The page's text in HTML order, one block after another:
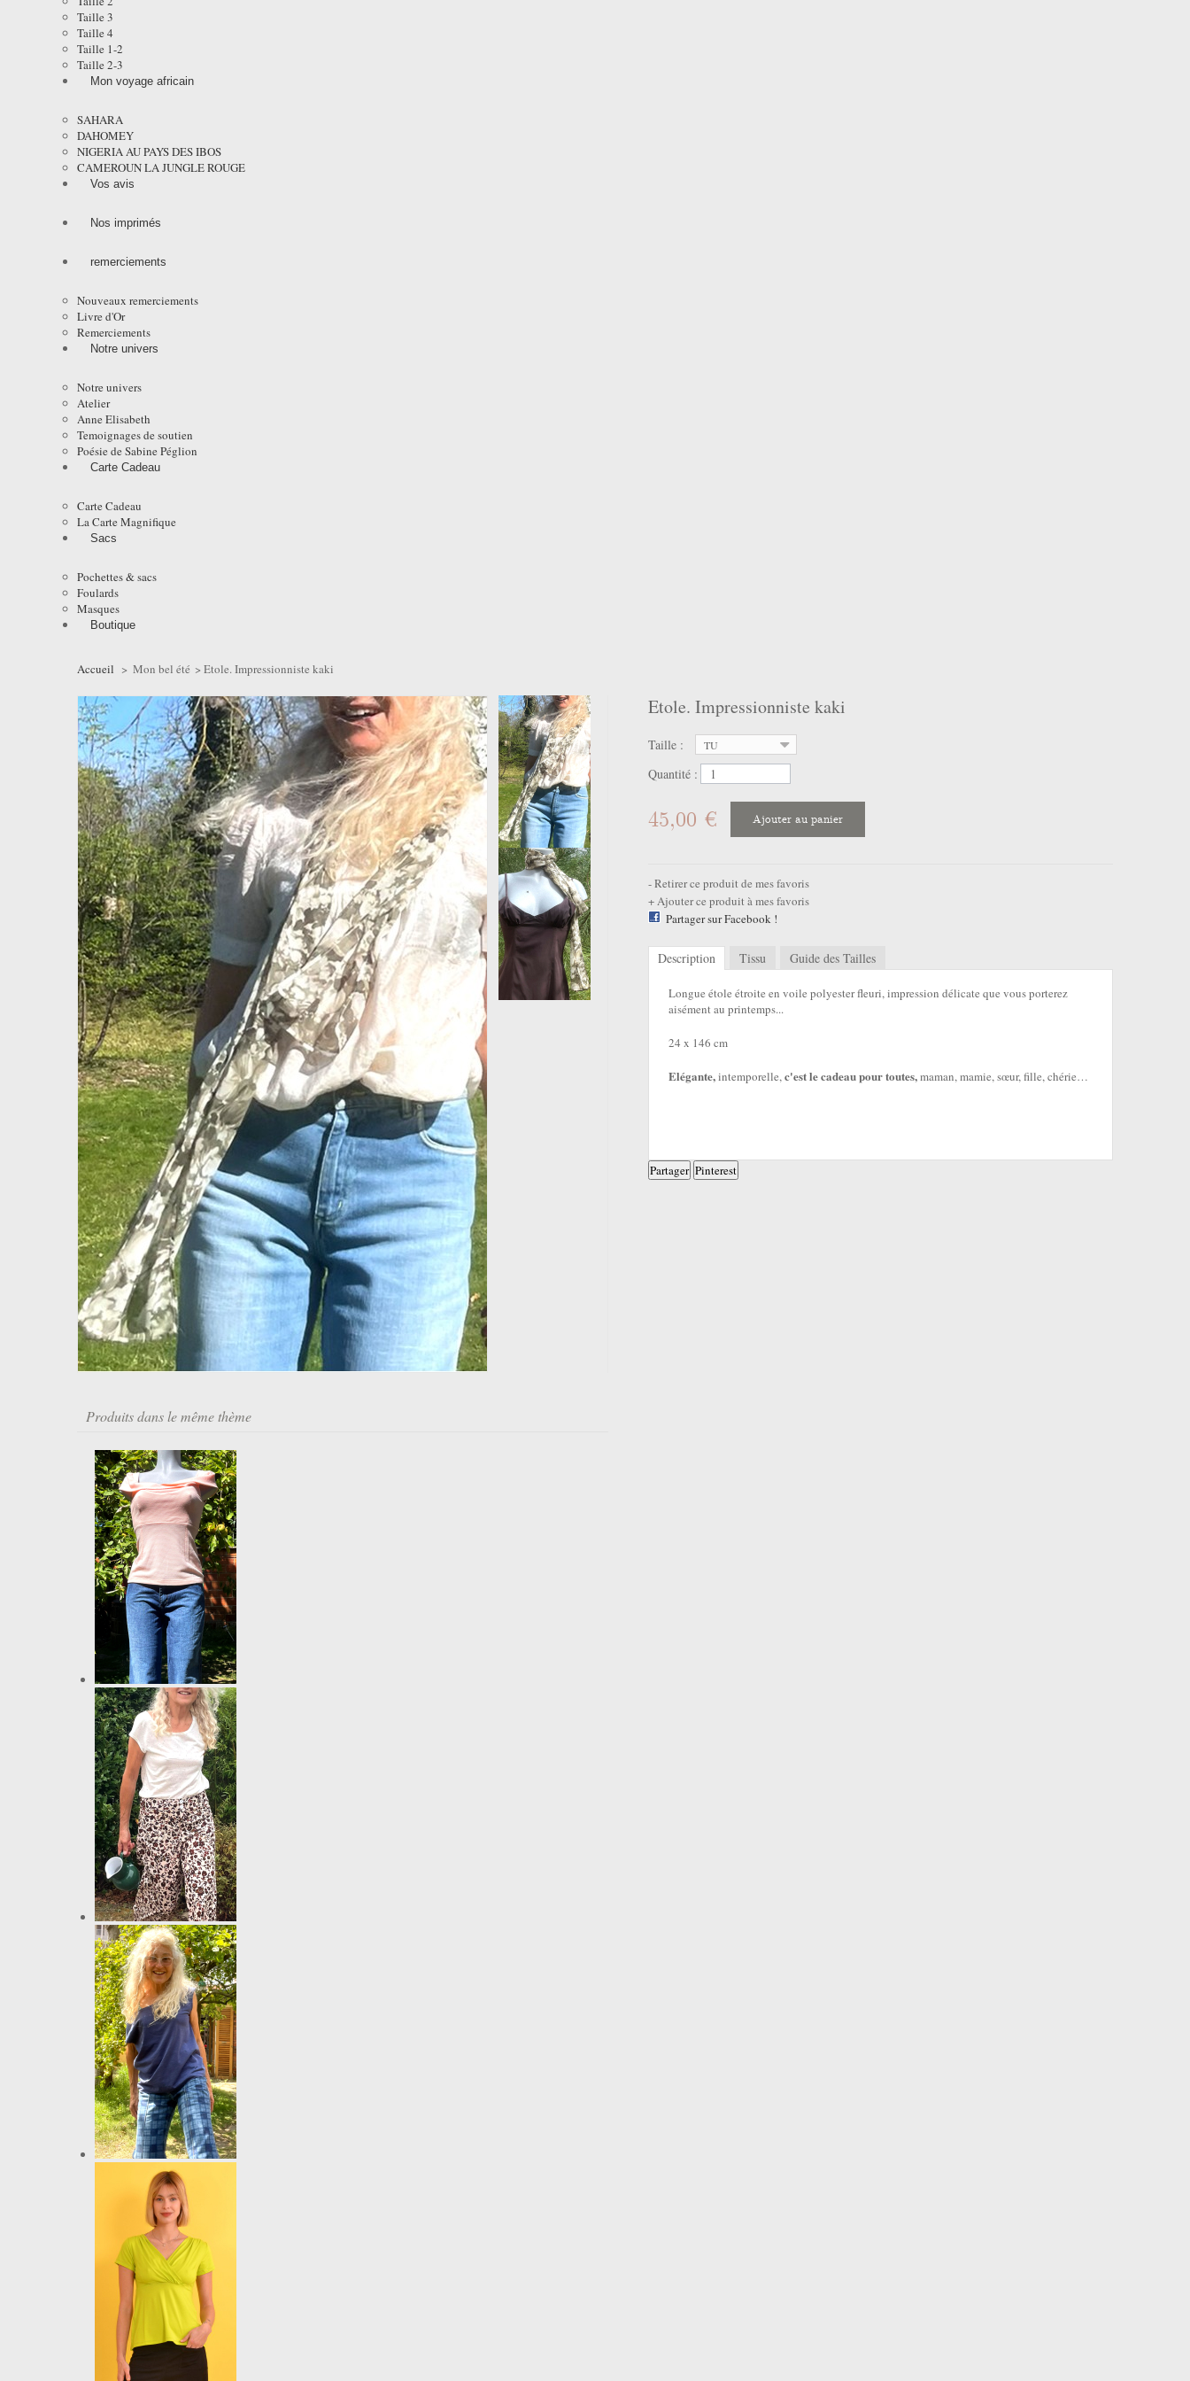
Taille 3
Taille 4
Taille 1-2
Taille 2-3
Mon voyage africain
SAHARA
DAHOMEY
NIGERIA AU PAYS DES IBOS
CAMEROUN LA JUNGLE ROUGE
Vos avis
Nos imprimés
remerciements
Nouveaux remerciements
Livre d'Or
Remerciements
Notre univers
Notre univers
Atelier
Anne Elisabeth
Temoignages de soutien
Poésie de Sabine Péglion
Carte Cadeau
Carte Cadeau
La Carte Magnifique
Sacs
Pochettes & sacs
Foulards
Masques
Boutique
Accueil > Mon bel été > Etole. Impressionniste kaki
Produits dans le même thème
Etole. Impressionniste kaki
Taille : TU
Quantité :
45,00 € Ajouter au panier
Retirer ce produit de mes favoris
Ajouter ce produit à mes favoris
Partager sur Facebook !
Description Tissu Guide des Tailles
Longue étole étroite en voile polyester fleuri, impression délicate que vous porterez
aisément au printemps...
24 x 146 cm
Elégante,intemporelle,c'est le cadeau pour toutes,maman, mamie, sœur, fille, chérie…
Partager Pinterest